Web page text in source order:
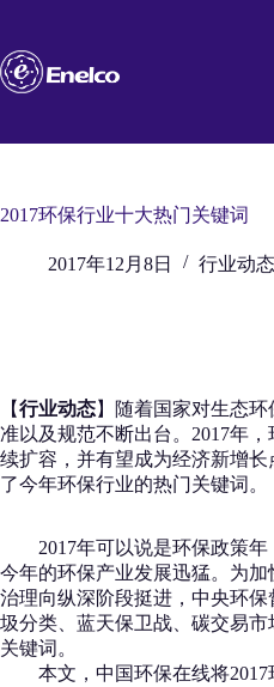
内
容
2017环保行业十大热门关键词
2017年12月8日 行业动态
【行业动态】随着国家对生态
准以及规范不断出台。2017年
续扩容，并有望成为经济新增
了今年环保行业的热门关键词。
2017年可以说是环保政策年
今年的环保产业发展迅猛。为
治理向纵深阶段挺进，中央环
圾分类、蓝天保卫战、碳交易
关键词。
本文，中国环保在线将2017